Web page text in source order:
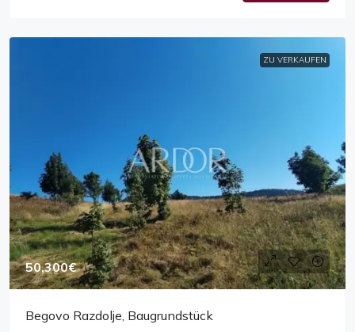
ZU VERKAUFEN
50,300€
Begovo Razdolje, Baugrundstück